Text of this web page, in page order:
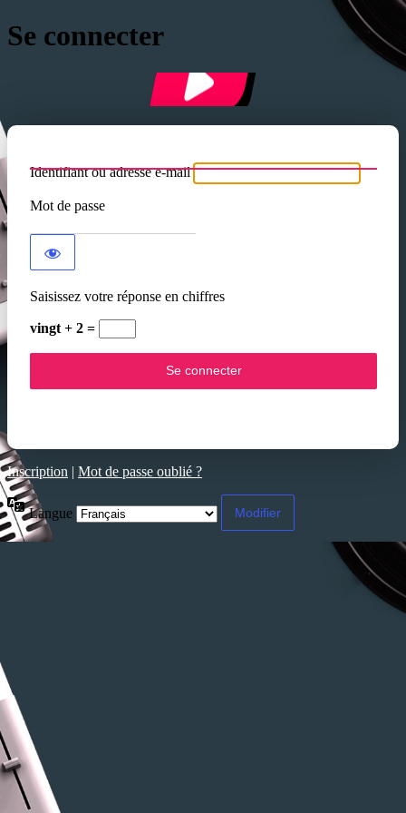
Se connecter
Identifiant ou adresse e-mail
Mot de passe
Saisissez votre réponse en chiffres
vingt + 2 =
Inscription | Mot de passe oublié ?
Langue